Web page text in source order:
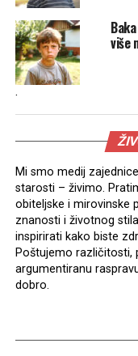
više
.
Mi smo medij
starosti – živimo.
obiteljske i mirovinske
znanosti i životnog
inspirirati kako biste
Poštujemo
argumentiranu
dobro.